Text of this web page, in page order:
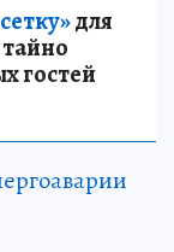
для
гостей